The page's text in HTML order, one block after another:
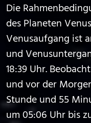
Die
des Planeten
Venusaufgang ist
und
18:39 Uhr.
und vor der
Stunde und 55
um 05:06 Uhr bis